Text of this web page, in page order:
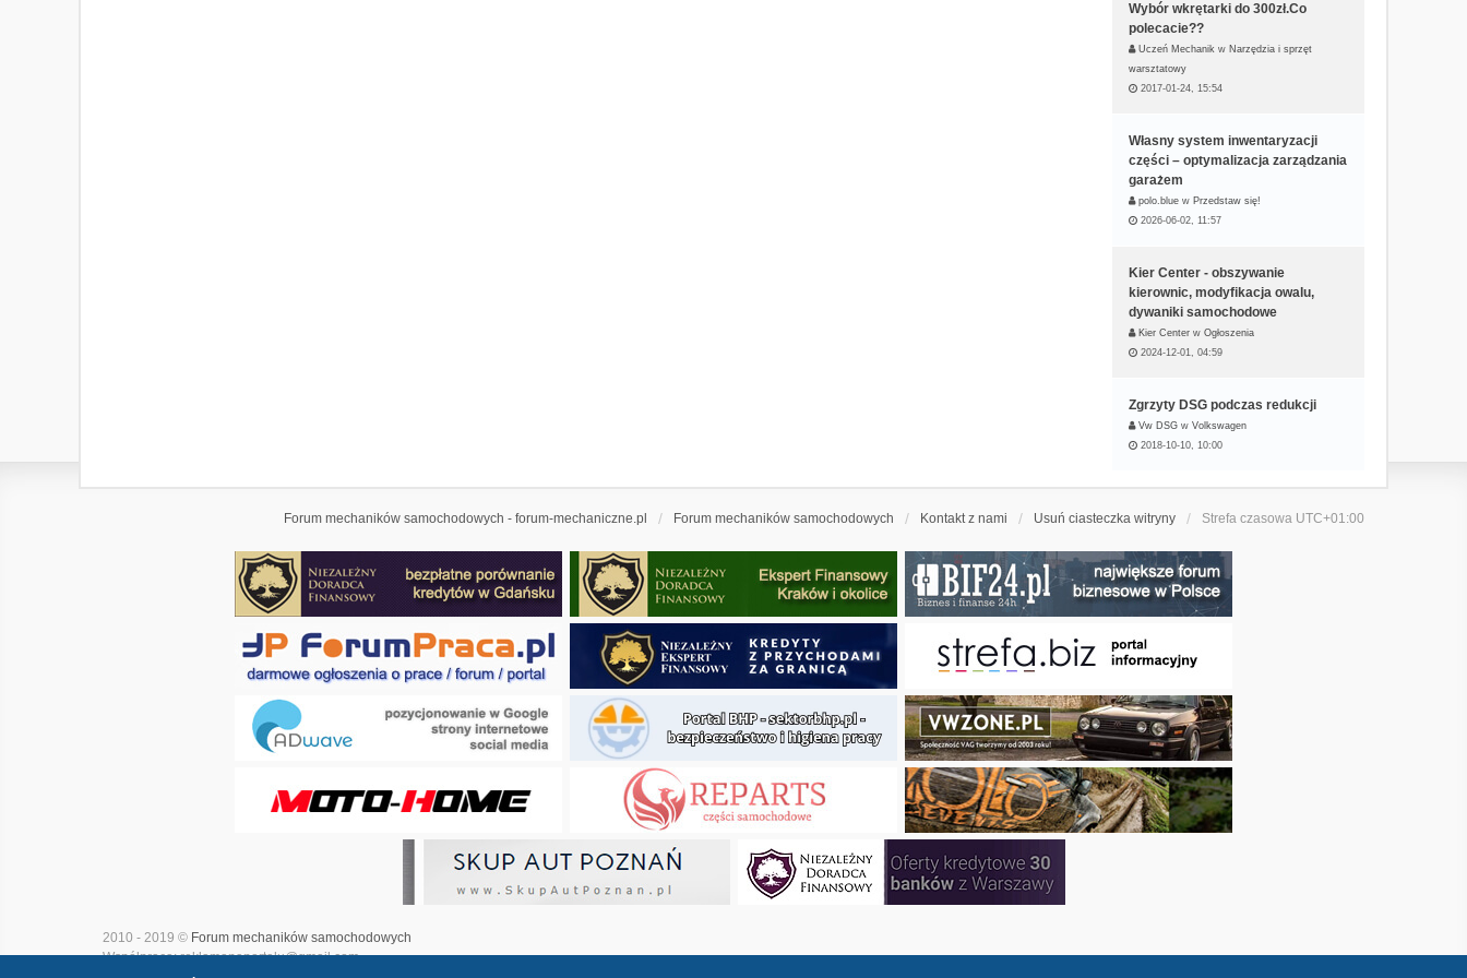
Wybór wkrętarki do 300zł.Co
polecacie??
Uczeń Mechanik w Narzędzia i sprzęt
warsztatowy
2017-01-24, 15:54
Własny system inwentaryzacji
części – optymalizacja zarządzania
garażem
polo.blue w Przedstaw się!
2026-06-02, 11:57
Kier Center - obszywanie
kierownic, modyfikacja owalu,
dywaniki samochodowe
Kier Center w Ogłoszenia
2024-12-01, 04:59
Zgrzyty DSG podczas redukcji
Vw DSG w Volkswagen
2018-10-10, 10:00
Forum mechaników samochodowych - forum-mechaniczne.pl Forum mechaników samochodowych Kontakt z nami Usuń ciasteczka witryny Strefa czasowa UTC+01:00
2010 - 2019 © Forum mechaników samochodowych
Współpraca: reklamanaportalu@gmail.com